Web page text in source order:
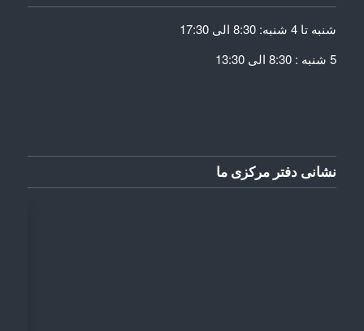
شنبه تا 4 شنبه: 8:30 الی 17:30
5 شنبه : 8:30 الی 13:30
نشانی دفتر مرکزی ما